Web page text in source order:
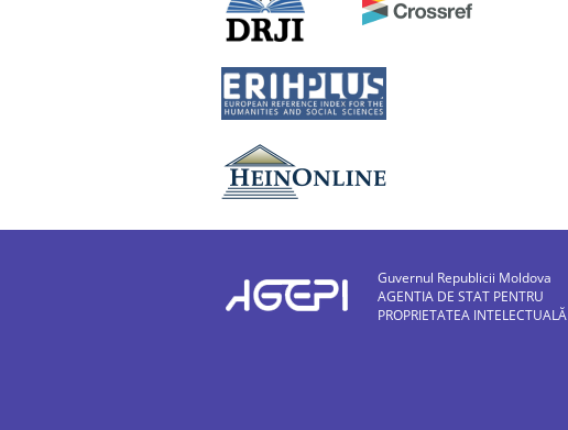
Guvernul Republicii Moldova
AGENTIA DE STAT PENTRU
PROPRIETATEA INTELECTUALĂ